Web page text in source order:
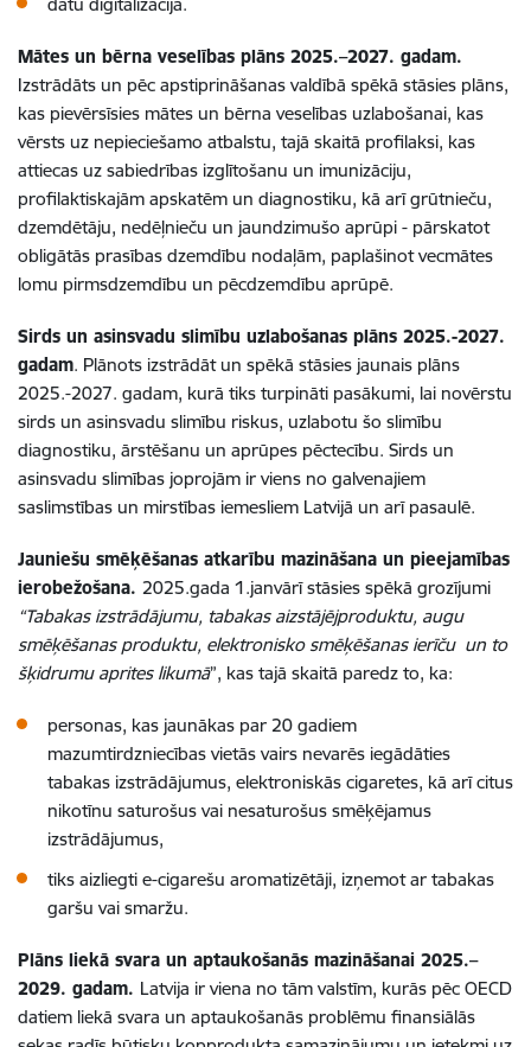
Mātes un bērna veselības plāns 2025.–2027. gadam.
Izstrādāts un pēc apstiprināšanas valdībā spēkā stāsies plāns,
kas pievērsīsies mātes un bērna veselības uzlabošanai, kas
vērsts uz nepieciešamo atbalstu, tajā skaitā profilaksi, kas
attiecas uz sabiedrības izglītošanu un imunizāciju,
profilaktiskajām apskatēm un diagnostiku, kā arī grūtnieču,
dzemdētāju, nedēļnieču un jaundzimušo aprūpi - pārskatot
obligātās prasības dzemdību nodaļām, paplašinot vecmātes
lomu pirmsdzemdību un pēcdzemdību aprūpē.
Sirds un asinsvadu slimību uzlabošanas plāns 2025.-2027.
gadam. Plānots izstrādāt un spēkā stāsies jaunais plāns
2025.-2027. gadam, kurā tiks turpināti pasākumi, lai novērstu
sirds un asinsvadu slimību riskus, uzlabotu šo slimību
diagnostiku, ārstēšanu un aprūpes pēctecību. Sirds un
asinsvadu slimības joprojām ir viens no galvenajiem
saslimstības un mirstības iemesliem Latvijā un arī pasaulē.
Jauniešu smēķēšanas atkarību mazināšana un pieejamības
ierobežošana. 2025.gada 1.janvārī stāsies spēkā grozījumi
“Tabakas izstrādājumu, tabakas aizstājējproduktu, augu
smēķēšanas produktu, elektronisko smēķēšanas ierīču un to
šķidrumu aprites likumā”, kas tajā skaitā paredz to, ka:
personas, kas jaunākas par 20 gadiem
mazumtirdzniecības vietās vairs nevarēs iegādāties
tabakas izstrādājumus, elektroniskās cigaretes, kā arī citus
nikotīnu saturošus vai nesaturošus smēķējamus
izstrādājumus,
tiks aizliegti e-cigarešu aromatizētāji, izņemot ar tabakas
garšu vai smaržu.
Plāns liekā svara un aptaukošanās mazināšanai 2025.–
2029. gadam. Latvija ir viena no tām valstīm, kurās pēc OECD
datiem liekā svara un aptaukošanās problēmu finansiālās